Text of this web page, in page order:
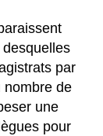
par
nombre de
une
pour